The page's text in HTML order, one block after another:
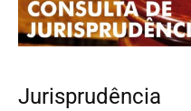
Jurisprudência